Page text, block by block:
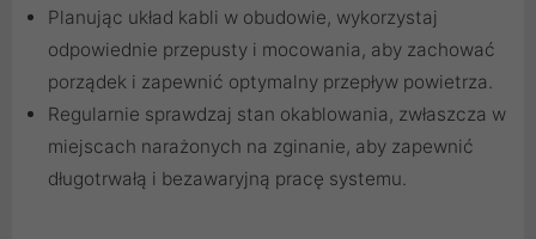
Planując układ kabli w obudowie, wykorzystaj
odpowiednie przepusty i mocowania, aby zachować
porządek i zapewnić optymalny przepływ powietrza.
Regularnie sprawdzaj stan okablowania, zwłaszcza w
miejscach narażonych na zginanie, aby zapewnić
długotrwałą i bezawaryjną pracę systemu.